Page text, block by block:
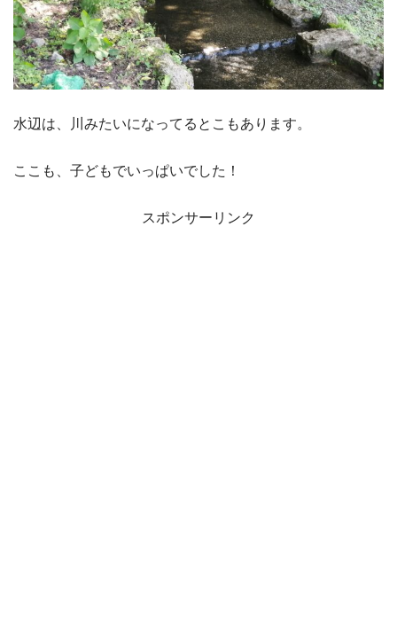
水辺は、川みたいになってるとこもあります。
ここも、子どもでいっぱいでした！
スポンサーリンク